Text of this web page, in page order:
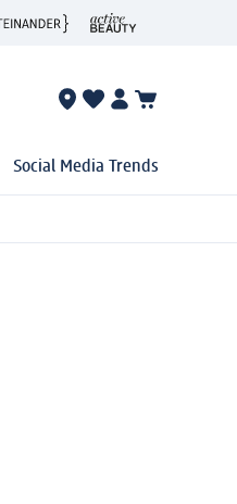
Social Media Trends